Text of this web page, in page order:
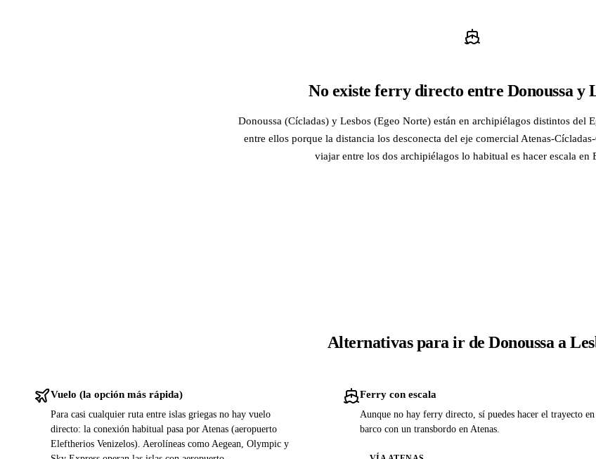
No existe ferry directo entre Donoussa y
Donoussa (Cícladas) y Lesbos (Egeo Norte) están en archipiélagos distintos del
entre ellos porque la distancia los desconecta del eje comercial Atenas-
viajar entre los dos archipiélagos lo habitual es hacer escala en
Alternativas para ir de Donoussa a
Vuelo (la opción más rápida)
Para casi cualquier ruta entre islas griegas no hay vuelo
directo: la conexión habitual pasa por Atenas (aeropuerto
Eleftherios Venizelos). Aerolíneas como Aegean, Olympic y
Ferry con escala
Aunque no hay ferry directo, sí puedes hacer el trayecto en
barco con un transbordo en Atenas.